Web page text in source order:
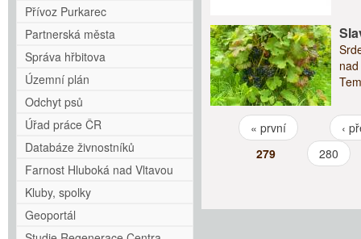
Přívoz Purkarec
Partnerská města
Správa hřbitova
Územní plán
Odchyt psů
Úřad práce ČR
Databáze živnostníků
Farnost Hluboká nad Vltavou
Kluby, spolky
Geoportál
Stránky
« první
‹
279
280